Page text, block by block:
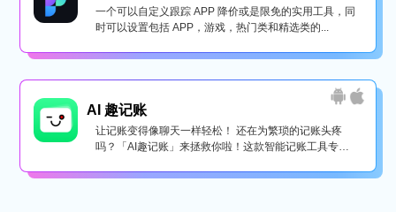
一个可以自定义跟踪 APP 降价或是限免的实用工具，同
时可以设置包括 APP，游戏，热门类和精选类的...
AI 趣记账
让记账变得像聊天一样轻松！ 还在为繁琐的记账头疼
吗？「AI趣记账」来拯救你啦！这款智能记账工具专为